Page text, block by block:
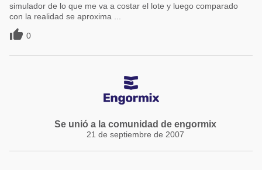
simulador de lo que me va a costar el lote y luego comparado
con la realidad se aproxima ...
 0
Se unió a la comunidad de engormix
21 de septiembre de 2007